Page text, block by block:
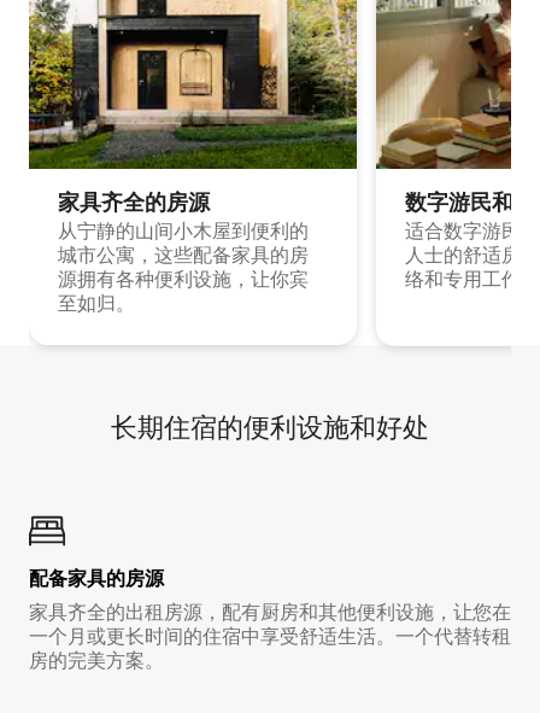
家具齐全的房源
从宁静的山间小木屋到便利的
城市公寓，这些配备家具的房
源拥有各种便利设施，让你宾
至如归。
数字游民和
适合数字游民
人士的舒适房
络和专用工作
长期住宿的便利设施和好处
配备家具的房源
家具齐全的出租房源，配有厨房和其他便利设施，让您在
一个月或更长时间的住宿中享受舒适生活。一个代替转租
房的完美方案。